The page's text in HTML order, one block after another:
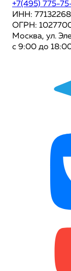
+7(495) 775-
ИНН:
ОГРН:
Москва, ул.
с 9:00 до